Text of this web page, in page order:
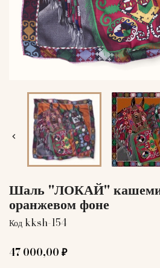

Шаль "ЛОКАЙ"
оранжевом фоне
Код kksh-154
47 000,00 ₽